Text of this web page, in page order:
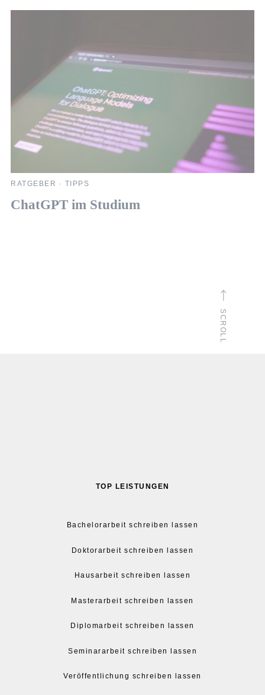
RATGEBER · TIPPS
ChatGPT im Studium
TOP LEISTUNGEN
Bachelorarbeit schreiben lassen
Doktorarbeit schreiben lassen
Hausarbeit schreiben lassen
Masterarbeit schreiben lassen
Diplomarbeit schreiben lassen
Seminararbeit schreiben lassen
Veröffentlichung schreiben lassen
SCROLL